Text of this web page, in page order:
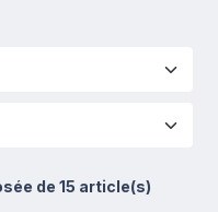
de 15 article(s)